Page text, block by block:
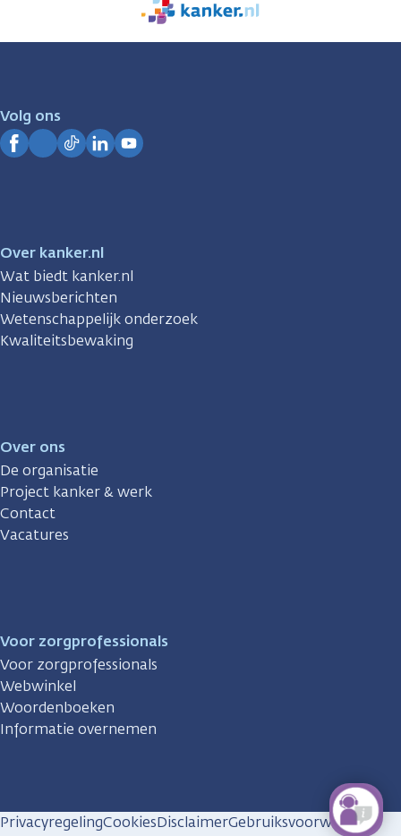
We
zijn
Volg ons
Over kanker.nl
Wat biedt kanker.nl
Nieuwsberichten
Wetenschappelijk onderzoek
Kwaliteitsbewaking
Over ons
De organisatie
Project kanker & werk
Contact
Vacatures
Voor zorgprofessionals
Voor zorgprofessionals
Webwinkel
Woordenboeken
Informatie overnemen
PrivacyregelingCookiesDisclaimerGebruiksvoorwaarden